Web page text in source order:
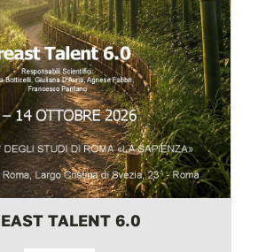
TALENT 6.0